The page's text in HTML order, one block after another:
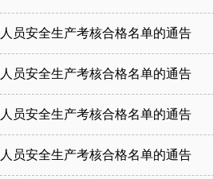
员安全生产考核合格名单的通告
员安全生产考核合格名单的通告
员安全生产考核合格名单的通告
员安全生产考核合格名单的通告